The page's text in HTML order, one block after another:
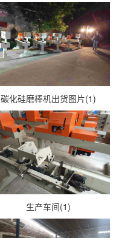
碳化硅磨棒机出货图片(1)
生产车间(1)